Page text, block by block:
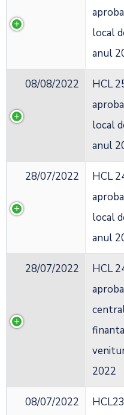
local
anul
08/08/2022
HCL
local
anul
28/07/2022
HCL
local
anul
28/07/2022
HCL
2022
08/07/2022